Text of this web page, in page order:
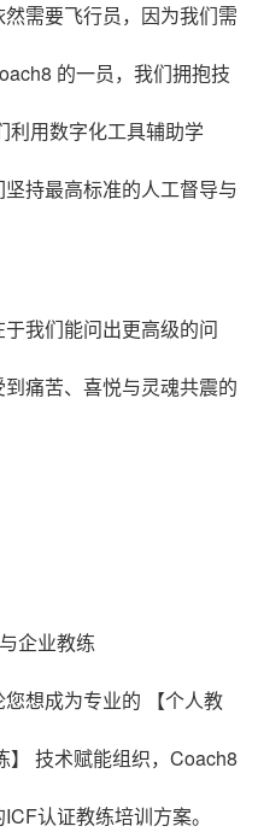
需要飞行员，因为我们需
的一员，我们拥抱技
利用数字化工具辅助学
持最高标准的人工督导与
我们能问出更高级的问
痛苦、喜悦与灵魂共震的
企业教练
想成为专业的 【个人教
】 技术赋能组织，Coach8
认证教练培训方案。